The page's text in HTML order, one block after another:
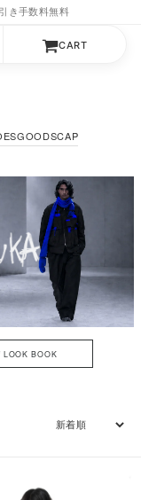
CART
GOODSCAP
LOOK BOOK